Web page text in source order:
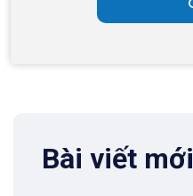
Bài viết mới